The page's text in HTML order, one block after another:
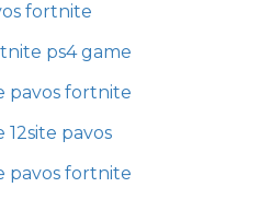
fortnite
ps4 game
pavos fortnite
pavos
pavos fortnite